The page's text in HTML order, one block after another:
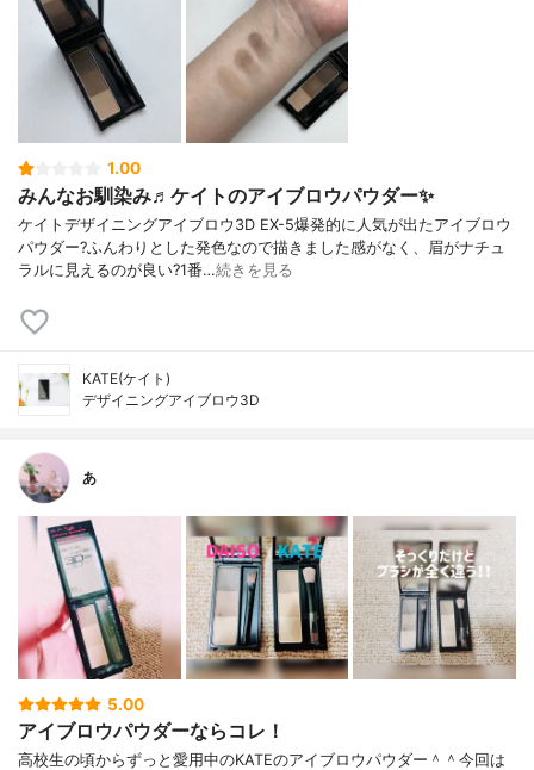
1.00
みんなお馴染み♬ケイトのアイブロウパウダー✨
ケイトデザイニングアイブロウ3D EX-5爆発的に人気が出たアイブロウ
パウダー?ふんわりとした発色なので描きました感がなく、眉がナチュ
ラルに見えるのが良い?1番…続きを見る
KATE(ケイト)
デザイニングアイブロウ3D
あ
5.00
アイブロウパウダーならコレ！
高校生の頃からずっと愛用中のKATEのアイブロウパウダー＾＾今回は